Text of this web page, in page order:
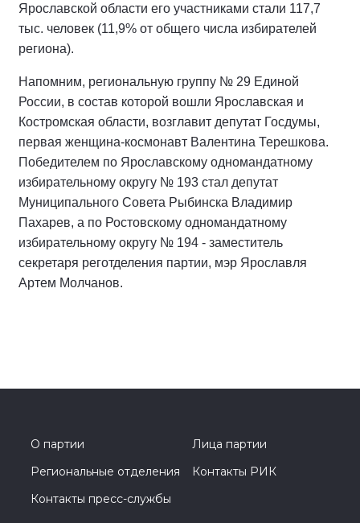
Ярославской области его участниками стали 117,7
тыс. человек (11,9% от общего числа избирателей
региона).
Напомним, региональную группу № 29 Единой
России, в состав которой вошли Ярославская и
Костромская области, возглавит депутат Госдумы,
первая женщина-космонавт Валентина Терешкова.
Победителем по Ярославскому одномандатному
избирательному округу № 193 стал депутат
Муниципального Совета Рыбинска Владимир
Пахарев, а по Ростовскому одномандатному
избирательному округу № 194 - заместитель
секретаря реготделения партии, мэр Ярославля
Артем Молчанов.
О партии
Лица партии
Региональные отделения
Контакты РИК
Контакты пресс-службы